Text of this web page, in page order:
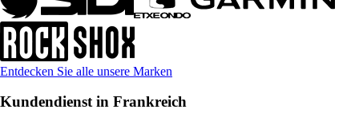
Entdecken Sie alle unsere Marken
Kundendienst in Frankreich